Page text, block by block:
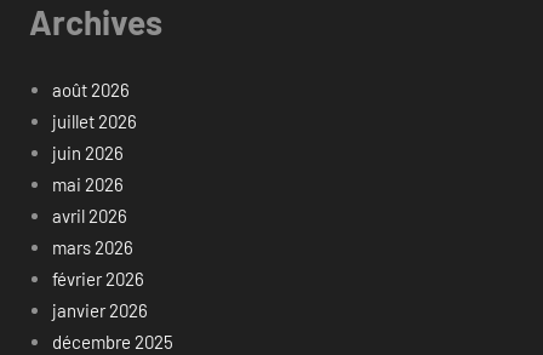
Archives
août 2026
juillet 2026
juin 2026
mai 2026
avril 2026
mars 2026
février 2026
janvier 2026
décembre 2025